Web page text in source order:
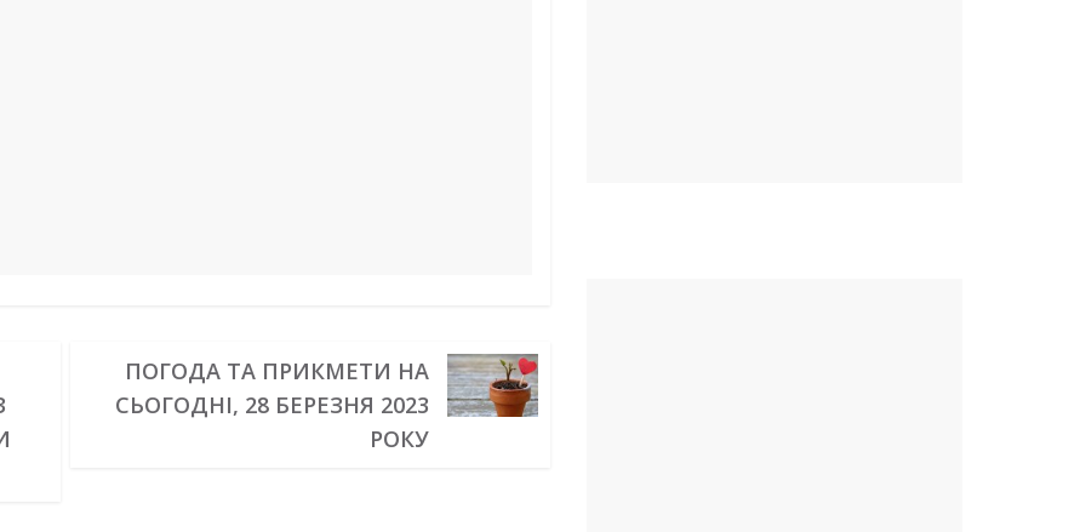
ПОГОДА ТА ПРИКМЕТИ НА
СЬОГОДНІ, 28 БЕРЕЗНЯ 2023
РОКУ